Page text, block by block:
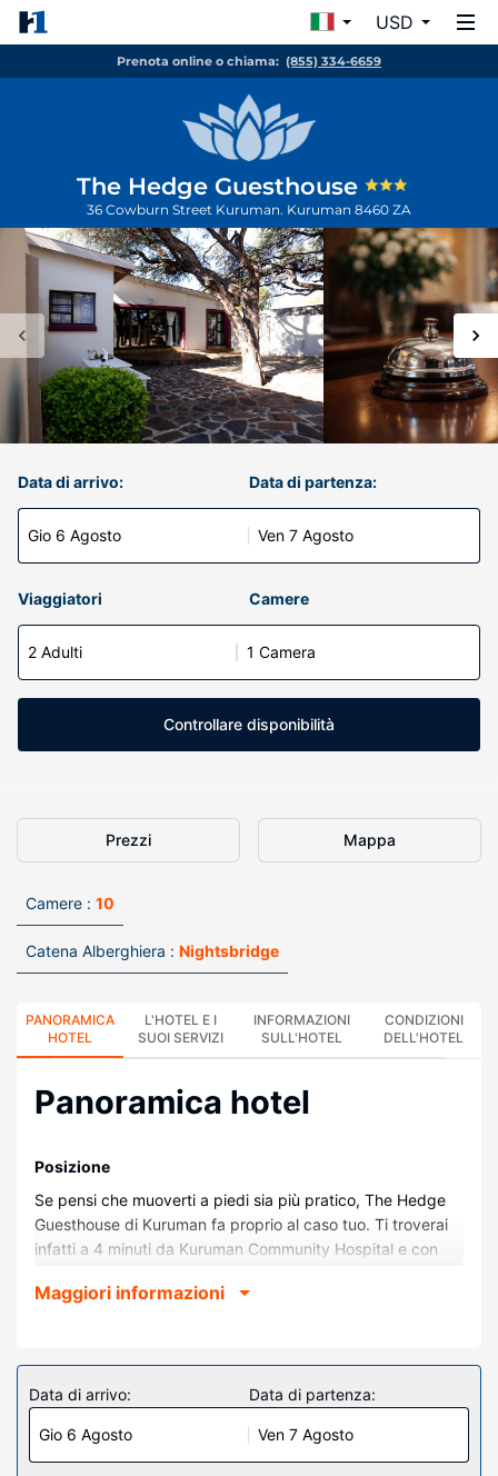
USD
Prenota online o chiama: (855) 334-6659
The Hedge Guesthouse
36 Cowburn Street Kuruman. Kuruman 8460 ZA
Data di arrivo:
Gio 6 Agosto
Data di partenza:
Ven 7 Agosto
Viaggiatori Camere
2 Adulti 1 Camera
Controllare disponibilità
Prezzi Mappa
Camere : 10
Catena Alberghiera : Nightsbridge
PANORAMICA
HOTEL
L'HOTEL E I
SUOI SERVIZI
INFORMAZIONI
SULL'HOTEL
CONDIZIONI
DELL'HOTEL
Panoramica hotel
Posizione
Se pensi che muoverti a piedi sia più pratico, The Hedge
Guesthouse di Kuruman fa proprio al caso tuo. Ti troverai
infatti a 4 minuti da Kuruman Community Hospital e con
Kuruman. Questa guest house si trova a 1,4 km da Ga-
Nelle 10 camere con aria condizionata della struttura ti
sentirai come a casa. Il Wi-Fi gratuito ti consente di restare
in contatto con il mondo, mentre la TV con canali in digitale
Maggiori informazioni
Data di arrivo:
Gio 6 Agosto
Data di partenza:
Ven 7 Agosto